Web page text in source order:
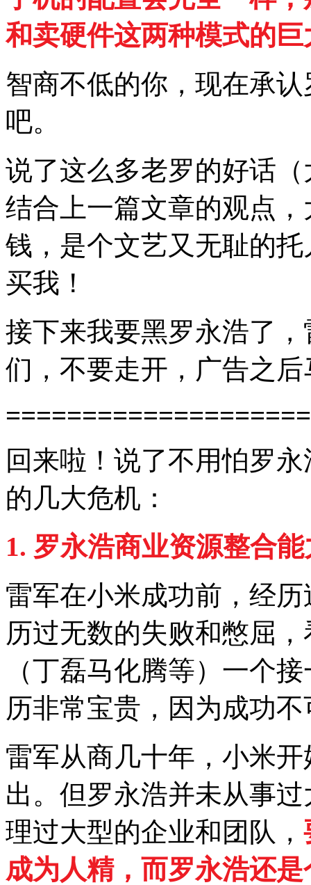
和卖硬件这两种模式的
智商不低的你，现在承
吧。
说了这么多老罗的好话
结合上一篇文章的观点
钱，是个文艺又无耻的
买我！
接下来我要黑罗永浩了
们，不要走开，广告之
回来啦！说了不用怕罗
的几大危机：
1. 罗永浩商业资源整合
雷军在小米成功前，经
历过无数的失败和憋屈
（丁磊马化腾等）一个
历非常宝贵，因为成功
雷军从商几十年，小米
出。但罗永浩并未从事
理过大型的企业和团队，
成为人精，而罗永浩还